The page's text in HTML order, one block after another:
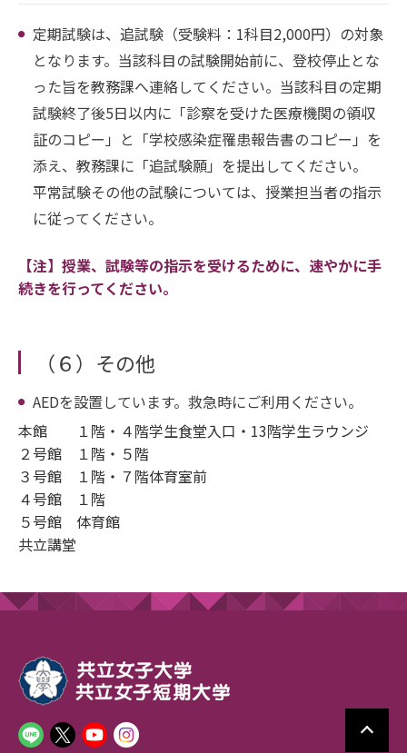
定期試験は、追試験（受験料：1科目2,000円）の対象
となります。当該科目の試験開始前に、登校停止とな
った旨を教務課へ連絡してください。当該科目の定期
試験終了後5日以内に「診察を受けた医療機関の領収
証のコピー」と「学校感染症罹患報告書のコピー」を
添え、教務課に「追試験願」を提出してください。
平常試験その他の試験については、授業担当者の指示
に従ってください。
【注】授業、試験等の指示を受けるために、速やかに手
続きを行ってください。
（６）その他
AEDを設置しています。救急時にご利用ください。
本館 １階・４階学生食堂入口・13階学生ラウンジ
２号館 １階・５階
３号館 １階・７階体育室前
４号館 １階
５号館 体育館
共立講堂